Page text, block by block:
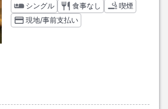
シングル
食事なし
喫煙
現地/事前支払い